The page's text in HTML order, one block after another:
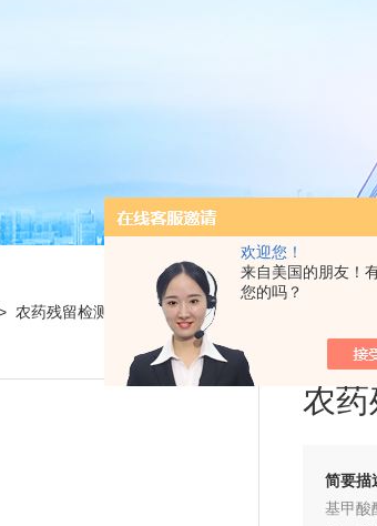
欢迎您！
来自美国的朋友！
您的吗？
农药残留检测仪 > IN-NC06农药残留测定仪
农药
简要描
基甲酸